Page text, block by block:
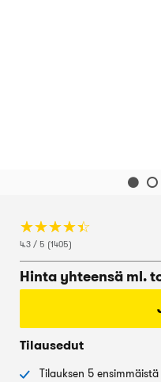
4.3 / 5 (1405)
☆☆☆☆☆
★★★★★
Hinta yhteensä ml.
Tilausedut
Tilauksen 5